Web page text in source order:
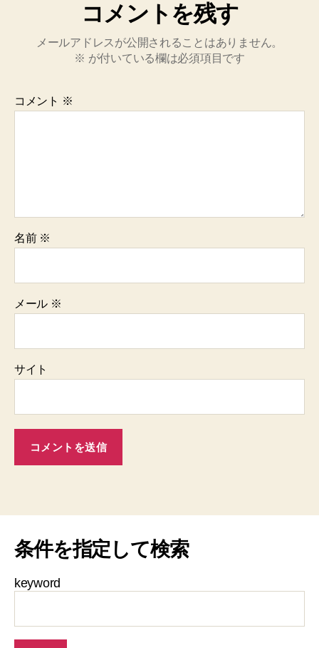
コメントを残す
メールアドレスが公開されることはありません。
※ が付いている欄は必須項目です
コメント ※
名前 ※
メール ※
サイト
条件を指定して検索
keyword